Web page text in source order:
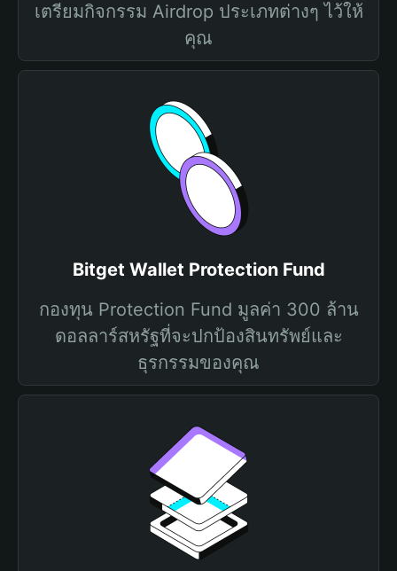
เตรียมกิจกรรม Airdrop ประเภทต่างๆ ไว้ให้
คุณ
Bitget Wallet Protection Fund
กองทุน Protection Fund มูลค่า 300 ล้าน
ดอลลาร์สหรัฐที่จะปกป้องสินทรัพย์และ
ธุรกรรมของคุณ